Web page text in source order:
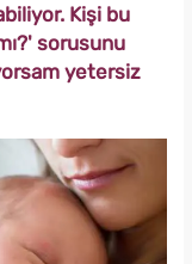
Kişi bu
sorusunu
yetersiz